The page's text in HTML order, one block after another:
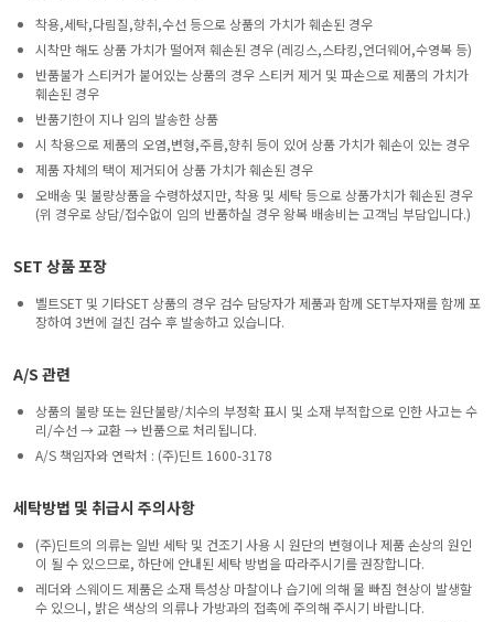
착용,세탁,다림질,향취,수선 등으로 상품의 가치가 훼손된 경우
시착만 해도 상품 가치가 떨어져 훼손된 경우 (레깅스,스타킹,언더웨어,수영복 등)
반품불가 스티커가 붙어있는 상품의 경우 스티커 제거 및 파손으로 제품의 가치가
훼손된 경우
반품기한이 지나 임의 발송한 상품
시 착용으로 제품의 오염,변형,주름,향취 등이 있어 상품 가치가 훼손이 있는 경우
제품 자체의 택이 제거되어 상품 가치가 훼손된 경우
오배송 및 불량상품을 수령하셨지만, 착용 및 세탁 등으로 상품가치가 훼손된 경우
(위 경우로 상담/접수없이 임의 반품하실 경우 왕복 배송비는 고객님 부담입니다.)
SET 상품 포장
벨트SET 및 기타SET 상품의 경우 검수 담당자가 제품과 함께 SET부자재를 함께 포
장하여 3번에 걸친 검수 후 발송하고 있습니다.
A/S 관련
상품의 불량 또는 원단불량/치수의 부정확 표시 및 소재 부적합으로 인한 사고는 수
리/수선 → 교환 → 반품으로 처리됩니다.
A/S 책임자와 연락처 : (주)딘트 1600-3178
세탁방법 및 취급시 주의사항
(주)딘트의 의류는 일반 세탁 및 건조기 사용 시 원단의 변형이나 제품 손상의 원인
이 될 수 있으므로, 하단에 안내된 세탁 방법을 따라주시기를 권장합니다.
레더와 스웨이드 제품은 소재 특성상 마찰이나 습기에 의해 물 빠짐 현상이 발생할
수 있으니, 밝은 색상의 의류나 가방과의 접촉에 주의해 주시기 바랍니다.